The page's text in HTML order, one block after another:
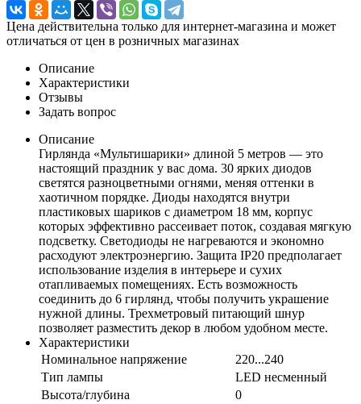
Цена действительна только для интернет-магазина и может
отличаться от цен в розничных магазинах
Описание
Характеристики
Отзывы
Задать вопрос
Описание
Гирлянда «Мультишарики» длиной 5 метров — это
настоящий праздник у вас дома. 30 ярких диодов
светятся разноцветными огнями, меняя оттенки в
хаотичном порядке. Диоды находятся внутри
пластиковых шариков с диаметром 18 мм, корпус
которых эффективно рассеивает поток, создавая мягкую
подсветку. Светодиоды не нагреваются и экономно
расходуют электроэнергию. Защита IP20 предполагает
использование изделия в интерьере и сухих
отапливаемых помещениях. Есть возможность
соединить до 6 гирлянд, чтобы получить украшение
нужной длины. Трехметровый питающий шнур
позволяет разместить декор в любом удобном месте.
Характеристики
Номинальное напряжение
220...240
Тип лампы
LED несменный
Высота/глубина
0